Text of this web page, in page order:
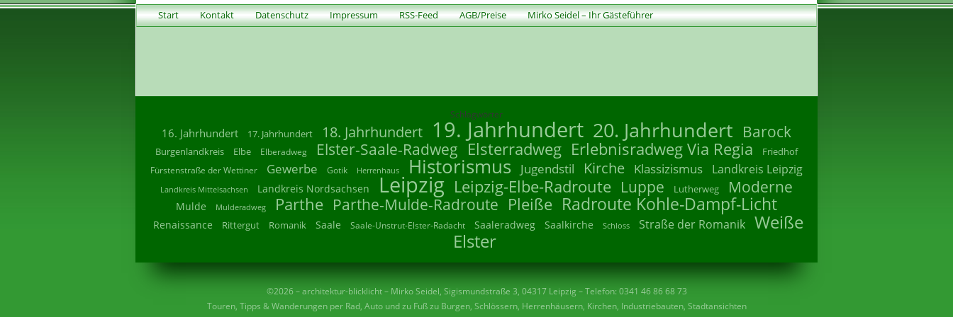
Start Kontakt Datenschutz Impressum RSS-Feed AGB/Preise Mirko Seidel – Ihr Gästeführer
Schlagwörter
16. Jahrhundert 17. Jahrhundert 18. Jahrhundert 19. Jahrhundert 20. Jahrhundert Barock
Burgenlandkreis Elbe Elberadweg Elster-Saale-Radweg Elsterradweg Erlebnisradweg Via Regia Friedhof
Fürstenstraße der Wettiner Gewerbe Gotik Herrenhaus Historismus Jugendstil Kirche Klassizismus Landkreis Leipzig
Landkreis Mittelsachsen Landkreis Nordsachsen Leipzig Leipzig-Elbe-Radroute Luppe Lutherweg Moderne
Mulde Mulderadweg Parthe Parthe-Mulde-Radroute Pleiße Radroute Kohle-Dampf-Licht
Renaissance Rittergut Romanik Saale Saale-Unstrut-Elster-Radacht Saaleradweg Saalkirche Schloss Straße der Romanik Weiße
Elster
©2026 – architektur-blicklicht – Mirko Seidel, Sigismundstraße 3, 04317 Leipzig – Telefon: 0341 46 86 68 73
Touren, Tipps & Wanderungen per Rad, Auto und zu Fuß zu Burgen, Schlössern, Herrenhäusern, Kirchen, Industriebauten, Stadtansichten